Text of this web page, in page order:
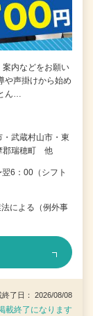
案内などをお願い
や声掛けから始め
ん…
武蔵村山市・東
郡瑞穂町 他
6：00（シフト
による（例外事
了日： 2026/08/08
載終了になります